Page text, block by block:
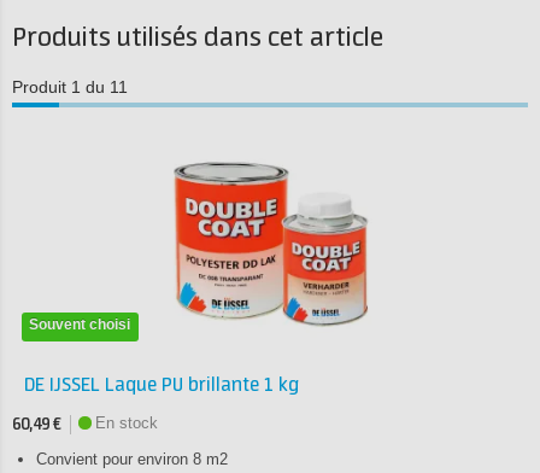
Produits utilisés dans cet article
Produit 1 du 11
Souvent choisi
DE IJSSEL Laque PU brillante 1 kg
60,49 €
En stock
Convient pour environ 8 m2